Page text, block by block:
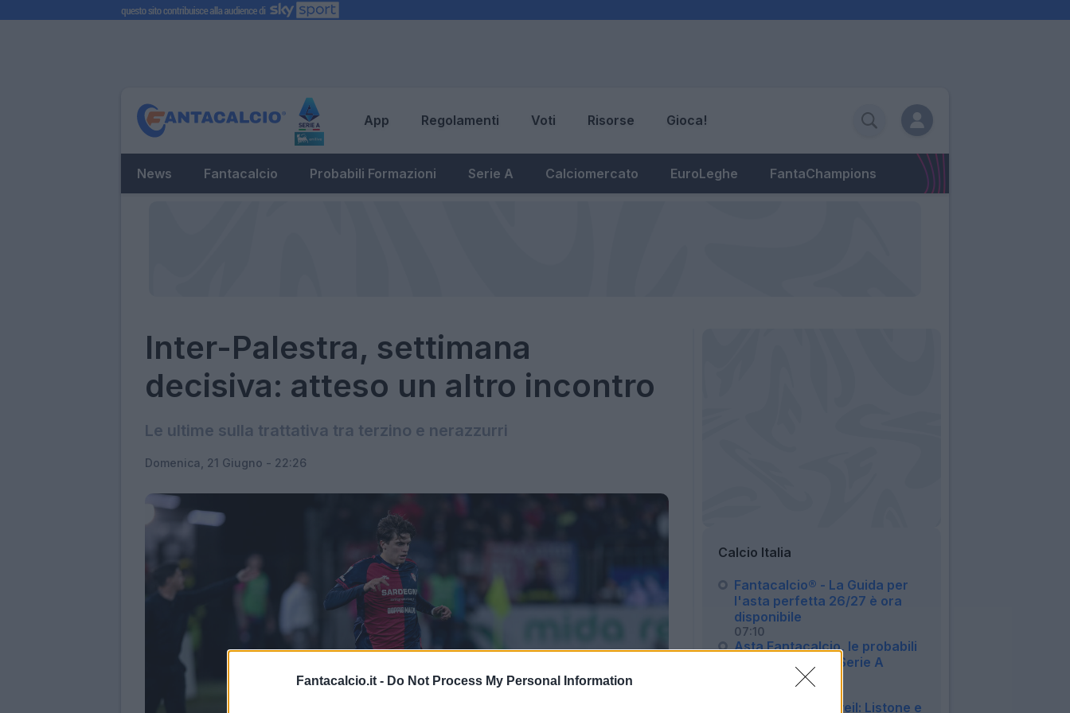
Fantacalcio.it - Do Not Process My Personal Information
App Regolamenti Voti Risorse Gioca!
News Fantacalcio Probabili Formazioni Serie A Calciomercato EuroLeghe FantaChampions
Inter-Palestra, settimana
decisiva: atteso un altro incontro
Le ultime sulla trattativa tra terzino e nerazzurri
Domenica, 21 Giugno - 22:26
Calcio Italia
Fantacalcio® - La Guida per
l'asta perfetta 26/27 è ora
disponibile
07:10
Asta Fantacalcio, le probabili
formazioni della Serie A
Enilive 2026/27
Fantacalcio® Unveil: Listone e